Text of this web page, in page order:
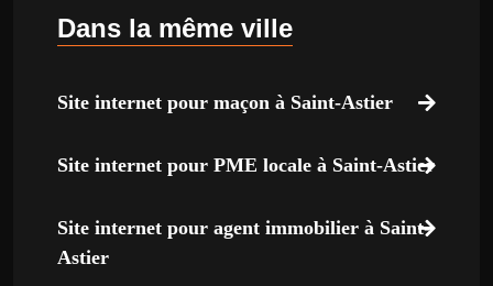
Dans la même ville
Site internet pour maçon à Saint-Astier
Site internet pour PME locale à Saint-Astier
Site internet pour agent immobilier à Saint-
Astier